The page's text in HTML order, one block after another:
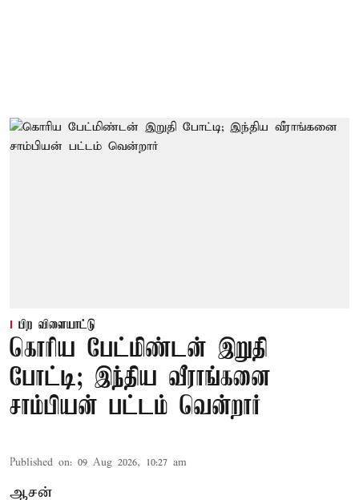
பிற விளையாட்டு
கொரிய பேட்மிண்டன் இறுதி
போட்டி; இந்திய வீராங்கனை
சாம்பியன் பட்டம் வென்றார்
Published on: 09 Aug 2026, 10:27 am
ஆசன்